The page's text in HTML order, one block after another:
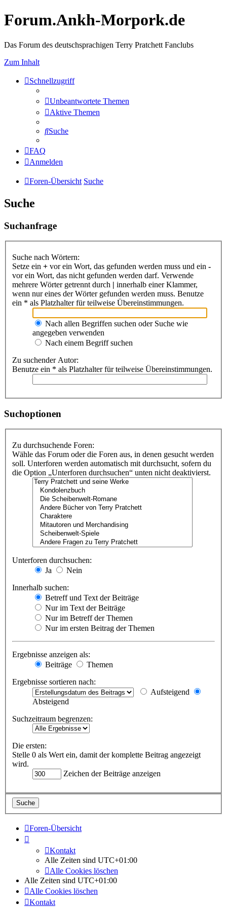
Forum.Ankh-Morpork.de
Das Forum des deutschsprachigen Terry Pratchett Fanclubs
Zum Inhalt
Schnellzugriff
Unbeantwortete Themen
Aktive Themen
Suche
FAQ
Anmelden
Foren-Übersicht Suche
Suche
Suchanfrage
Suche nach Wörtern:
Setze ein + vor ein Wort, das gefunden werden muss und ein -
vor ein Wort, das nicht gefunden werden darf. Verwende
mehrere Wörter getrennt durch | innerhalb einer Klammer,
wenn nur eines der Wörter gefunden werden muss. Benutze
ein * als Platzhalter für teilweise Übereinstimmungen.
Nach allen Begriffen suchen oder Suche wie
angegeben verwenden
Nach einem Begriff suchen
Zu suchender Autor:
Benutze ein * als Platzhalter für teilweise Übereinstimmungen.
Suchoptionen
Zu durchsuchende Foren:
Wähle das Forum oder die Foren aus, in denen gesucht werden
soll. Unterforen werden automatisch mit durchsucht, sofern du
die Option „Unterforen durchsuchen“ unten nicht deaktivierst.
Unterforen durchsuchen:
Ja
Nein
Innerhalb suchen:
Betreff und Text der Beiträge
Nur im Text der Beiträge
Nur im Betreff der Themen
Nur im ersten Beitrag der Themen
Ergebnisse anzeigen als:
Beiträge
Themen
Ergebnisse sortieren nach:
Aufsteigend
Absteigend
Suchzeitraum begrenzen:
Die ersten:
Stelle 0 als Wert ein, damit der komplette Beitrag angezeigt
wird.
Zeichen der Beiträge anzeigen
Foren-Übersicht
Kontakt
Alle Zeiten sind UTC+01:00
Alle Cookies löschen
Alle Zeiten sind UTC+01:00
Alle Cookies löschen
Kontakt